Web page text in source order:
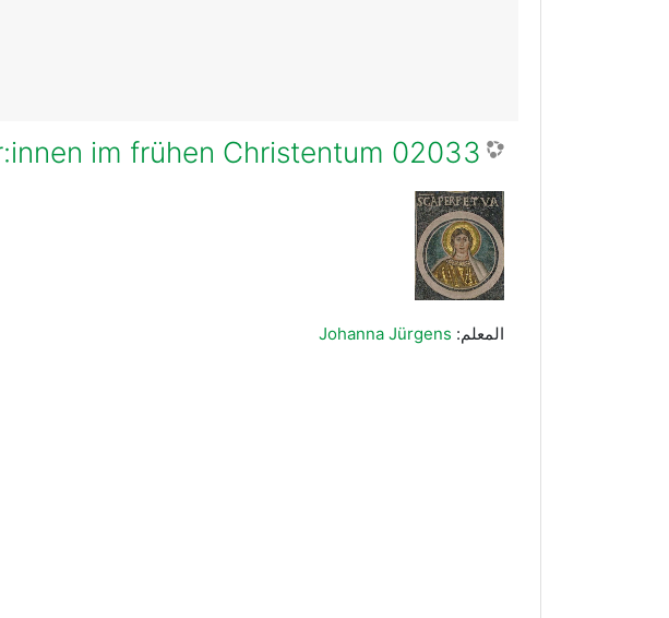
02033 Blood, Sweat and Tears − Märtyrer:innen im frühen Christentum
المعلم: Johanna Jürgens